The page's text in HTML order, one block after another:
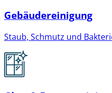
Gebäudereinigung
Staub, Schmutz und